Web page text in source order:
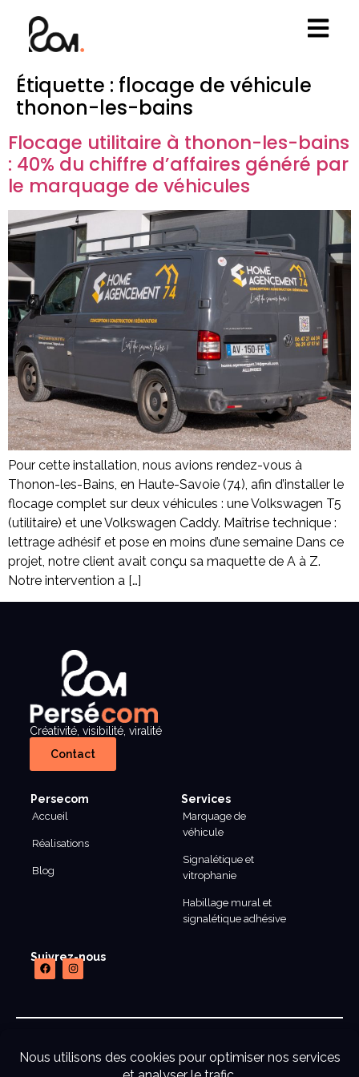
Étiquette : flocage de véhicule
thonon-les-bains
Flocage utilitaire à thonon-les-bains
: 40% du chiffre d’affaires généré par
le marquage de véhicules
Pour cette installation, nous avions rendez-vous à
Thonon-les-Bains, en Haute-Savoie (74), afin d’installer le
flocage complet sur deux véhicules : une Volkswagen T5
(utilitaire) et une Volkswagen Caddy. Maîtrise technique :
lettrage adhésif et pose en moins d’une semaine Dans ce
projet, notre client avait conçu sa maquette de A à Z.
Notre intervention a […]
Créativité, visibilité, viralité
Contact
Persecom
Accueil
Réalisations
Blog
Services
Marquage de
véhicule
Signalétique et
vitrophanie
Habillage mural et
signalétique adhésive
Suivrez-nous